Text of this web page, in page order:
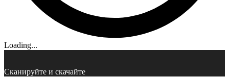
Loading...
Сканируйте и скачайте